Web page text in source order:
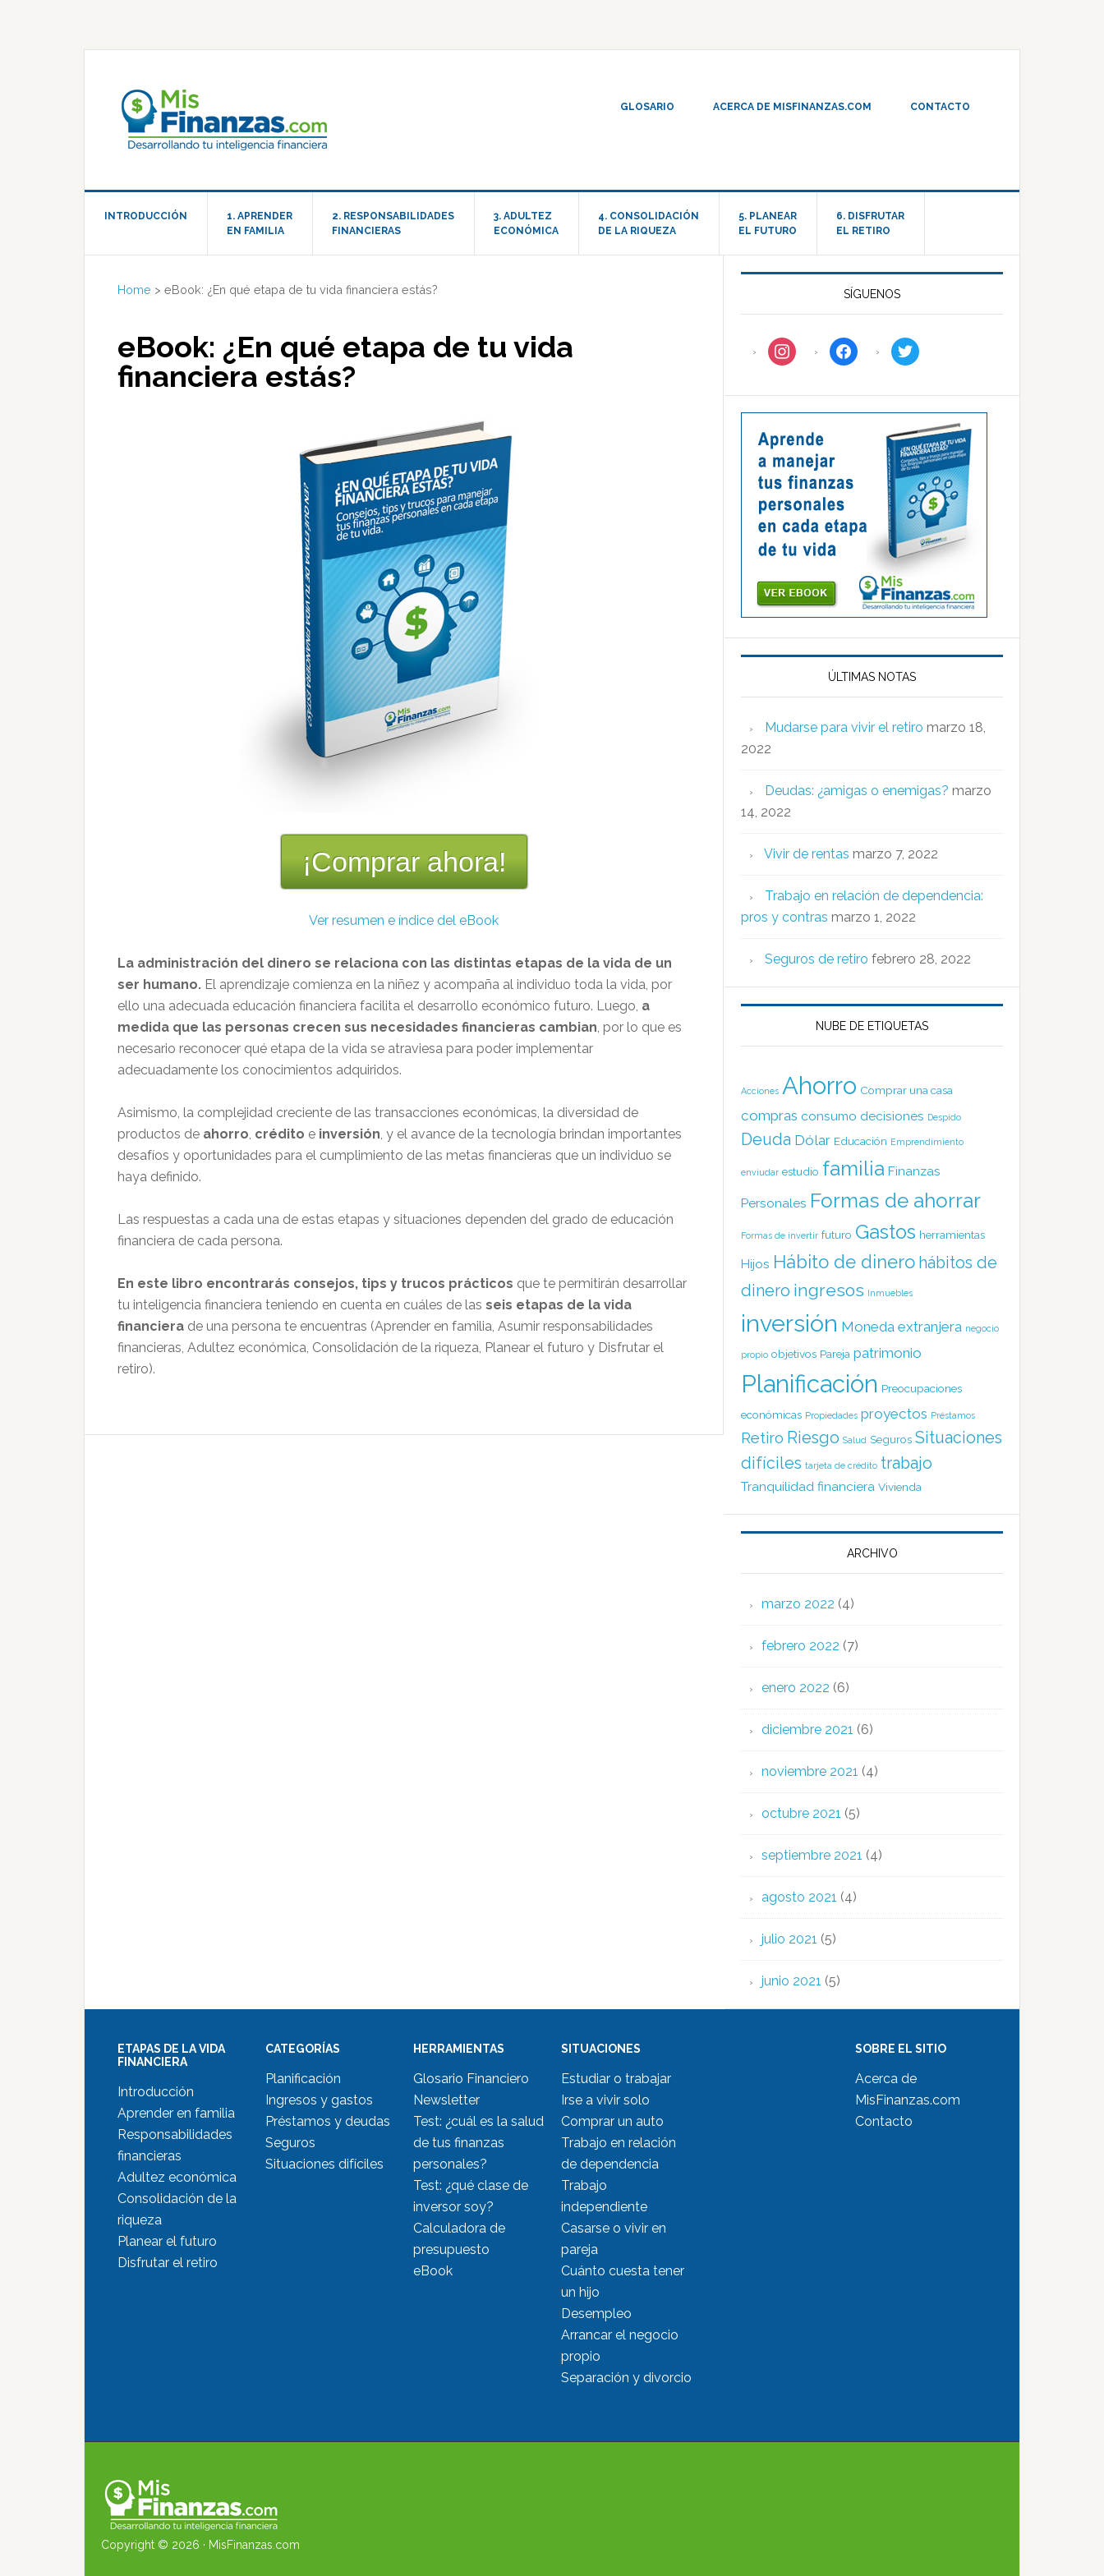
GLOSARIO ACERCA DE MISFINANZAS.COM CONTACTO
INTRODUCCIÓN
1. APRENDER
EN FAMILIA
2. RESPONSABILIDADES
FINANCIERAS
3. ADULTEZ
ECONÓMICA
4. CONSOLIDACIÓN
DE LA RIQUEZA
5. PLANEAR
EL FUTURO
6. DISFRUTAR
EL RETIRO
Home > eBook: ¿En qué etapa de tu vida financiera estás?
eBook: ¿En qué etapa de tu vida
financiera estás?
¡Comprar ahora!
Ver resumen e índice del eBook
La administración del dinero se relaciona con las distintas etapas de la vida de un
ser humano. El aprendizaje comienza en la niñez y acompaña al individuo toda la vida, por
ello una adecuada educación financiera facilita el desarrollo económico futuro. Luego, a
medida que las personas crecen sus necesidades financieras cambian, por lo que es
necesario reconocer qué etapa de la vida se atraviesa para poder implementar
adecuadamente los conocimientos adquiridos.
Asimismo, la complejidad creciente de las transacciones económicas, la diversidad de
productos de ahorro, crédito e inversión, y el avance de la tecnología brindan importantes
desafíos y oportunidades para el cumplimiento de las metas financieras que un individuo se
haya definido.
Las respuestas a cada una de estas etapas y situaciones dependen del grado de educación
financiera de cada persona.
En este libro encontrarás consejos, tips y trucos prácticos que te permitirán desarrollar
tu inteligencia financiera teniendo en cuenta en cuáles de las seis etapas de la vida
financiera de una persona te encuentras (Aprender en familia, Asumir responsabilidades
financieras, Adultez económica, Consolidación de la riqueza, Planear el futuro y Disfrutar el
retiro).
SÍGUENOS
instagram facebook twitter
ÚLTIMAS NOTAS
Mudarse para vivir el retiro marzo 18,
2022
Deudas: ¿amigas o enemigas? marzo
14, 2022
Vivir de rentas marzo 7, 2022
Trabajo en relación de dependencia:
pros y contras marzo 1, 2022
Seguros de retiro febrero 28, 2022
NUBE DE ETIQUETAS
Acciones Ahorro Comprar una casa
compras consumo decisiones Despido
Deuda Dólar Educación Emprendimiento
enviudar estudio familia Finanzas
Personales Formas de ahorrar
Formas de invertir futuro Gastos herramientas
Hijos Hábito de dinero hábitos de
dinero ingresos Inmuebles
inversión Moneda extranjera negocio
propio objetivos Pareja patrimonio
Planificación Preocupaciones
económicas Propiedades proyectos Préstamos
Retiro Riesgo Salud Seguros Situaciones
difíciles tarjeta de crédito trabajo
Tranquilidad financiera Vivienda
ARCHIVO
marzo 2022 (4)
febrero 2022 (7)
enero 2022 (6)
diciembre 2021 (6)
noviembre 2021 (4)
octubre 2021 (5)
septiembre 2021 (4)
agosto 2021 (4)
julio 2021 (5)
junio 2021 (5)
ETAPAS DE LA VIDA
FINANCIERA
Introducción
Aprender en familia
Responsabilidades
financieras
Adultez económica
Consolidación de la
riqueza
Planear el futuro
Disfrutar el retiro
CATEGORÍAS
Planificación
Ingresos y gastos
Préstamos y deudas
Seguros
Situaciones difíciles
HERRAMIENTAS
Glosario Financiero
Newsletter
Test: ¿cuál es la salud
de tus finanzas
personales?
Test: ¿qué clase de
inversor soy?
Calculadora de
presupuesto
eBook
SITUACIONES
Estudiar o trabajar
Irse a vivir solo
Comprar un auto
Trabajo en relación
de dependencia
Trabajo
independiente
Casarse o vivir en
pareja
Cuánto cuesta tener
un hijo
Desempleo
Arrancar el negocio
propio
Separación y divorcio
SOBRE EL SITIO
Acerca de
MisFinanzas.com
Contacto
Copyright © 2026 · MisFinanzas.com